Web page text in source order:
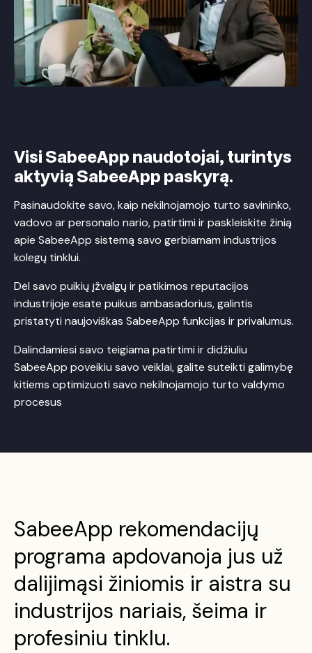
Visi SabeeApp naudotojai, turintys
aktyvią SabeeApp paskyrą.
Pasinaudokite savo, kaip nekilnojamojo turto savininko,
vadovo ar personalo nario, patirtimi ir paskleiskite žinią
apie SabeeApp sistemą savo gerbiamam industrijos
kolegų tinklui.
Dėl savo puikių įžvalgų ir patikimos reputacijos
industrijoje esate puikus ambasadorius, galintis
pristatyti naujoviškas SabeeApp funkcijas ir privalumus.
Dalindamiesi savo teigiama patirtimi ir didžiuliu
SabeeApp poveikiu savo veiklai, galite suteikti galimybę
kitiems optimizuoti savo nekilnojamojo turto valdymo
procesus
SabeeApp rekomendacijų
programa apdovanoja jus už
dalijimąsi žiniomis ir aistra su
industrijos nariais, šeima ir
profesiniu tinklu.